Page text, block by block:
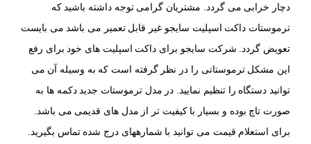
دچار خرابی می گردد. مشتریان گرامی توجه داشته باشید که
ترموستات داکت اسپلیت سایجو غیر قابل تعمیر می باشد می بایست
تعویض گردد. شرکت سایجو برای داکت اسپلیت های خود برای رفع
این مشکل ترموستاتی را در نظر گرفته است که به وسیله آن می
توانید دستگاه را تنظیم نمایید. در مدل ترموستات جدید دکمه ها به
صورت تاچ بوده و بسیار با کیفیت تر از مدل های قدیمی می باشد.
برای استعلام قیمت می توانید با شمارههای درج شده تماس بگیرید.